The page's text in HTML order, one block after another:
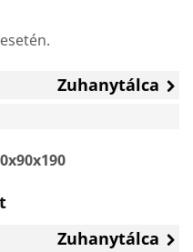
Zuhanytálca
Current
priceZuhanytálca